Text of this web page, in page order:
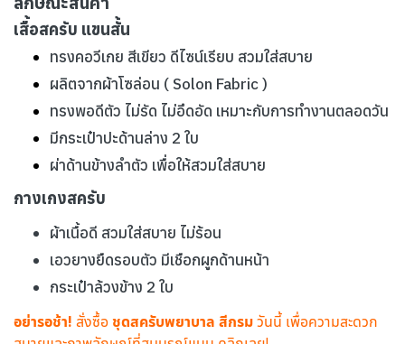
เสื้อสครับ แขนสั้น
ทรงคอวีเกย สีเขียว ดีไซน์เรียบ สวมใส่สบาย
ผลิตจากผ้าโซล่อน ( Solon Fabric )
ทรงพอดีตัว ไม่รัด ไม่อึดอัด เหมาะกับการทำงานตลอดวัน
มีกระเป๋าปะด้านล่าง 2 ใบ
ผ่าด้านข้างลำตัว เพื่อให้สวมใส่สบาย
กางเกงสครับ
ผ้าเนื้อดี สวมใส่สบาย ไม่ร้อน
เอวยางยืดรอบตัว มีเชือกผูกด้านหน้า
กระเป๋าล้วงข้าง 2 ใบ
อย่ารอช้า! สั่งซื้อชุดสครับพยาบาล สีกรมวันนี้ เพื่อความสะดวก